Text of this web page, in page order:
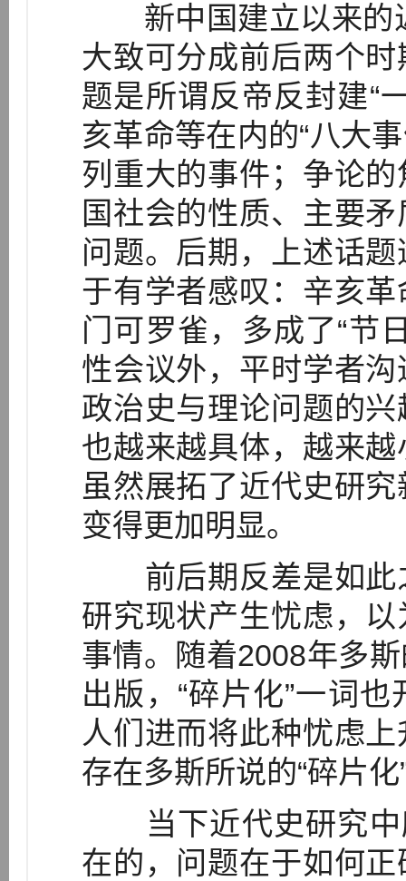
新中国建立以来的
大致可分成前后两个
题是所谓反帝反封建“
亥革命等在内的“八大
列重大的事件；争论
国社会的性质、主要
问题。后期，上述话
于有学者感叹：辛亥
门可罗雀，多成了“节
性会议外，平时学者
政治史与理论问题的
也越来越具体，越来
虽然展拓了近代史研
变得更加明显。
前后期反差是如此
研究现状产生忧虑，
事情。随着2008年多
出版，“碎片化”一词
人们进而将此种忧虑
存在多斯所说的“碎片
当下近代史研究中
在的，问题在于如何